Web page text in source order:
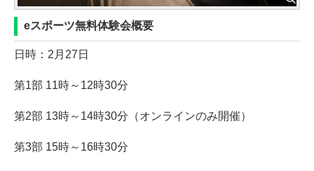
eスポーツ無料体験会概要
日時：2月27日
第1部 11時～12時30分
第2部 13時～14時30分（オンラインのみ開催）
第3部 15時～16時30分